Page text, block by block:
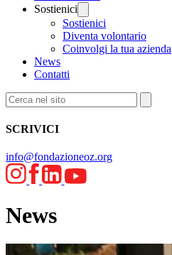
Sostienici
Sostienici
Diventa volontario
Coinvolgi la tua azienda
News
Contatti
SCRIVICI
info@fondazioneoz.org
News